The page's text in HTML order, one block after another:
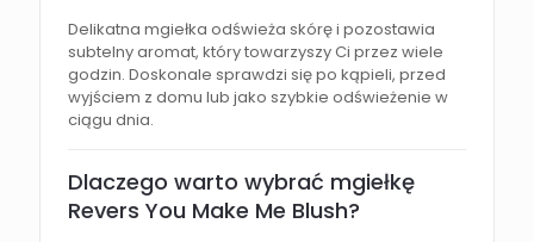
Delikatna mgiełka odświeża skórę i pozostawia
subtelny aromat, który towarzyszy Ci przez wiele
godzin. Doskonale sprawdzi się po kąpieli, przed
wyjściem z domu lub jako szybkie odświeżenie w
ciągu dnia.
Dlaczego warto wybrać mgiełkę
Revers You Make Me Blush?